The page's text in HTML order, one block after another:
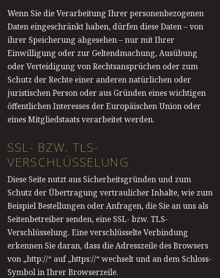
Wenn Sie die Verarbeitung Ihrer personenbezogenen
Daten eingeschränkt haben, dürfen diese Daten – von
ihrer Speicherung abgesehen – nur mit Ihrer
Einwilligung oder zur Geltendmachung, Ausübung
oder Verteidigung von Rechtsansprüchen oder zum
Schutz der Rechte einer anderen natürlichen oder
juristischen Person oder aus Gründen eines wichtigen
öffentlichen Interesses der Europäischen Union oder
eines Mitgliedstaats verarbeitet werden.
SSL- BZW. TLS-
VERSCHLÜSSELUNG
Diese Seite nutzt aus Sicherheitsgründen und zum
Schutz der Übertragung vertraulicher Inhalte, wie zum
Beispiel Bestellungen oder Anfragen, die Sie an uns als
Seitenbetreiber senden, eine SSL- bzw. TLS-
Verschlüsselung. Eine verschlüsselte Verbindung
erkennen Sie daran, dass die Adresszeile des Browsers
von „http://“ auf „https://“ wechselt und an dem Schloss-
Symbol in Ihrer Browserzeile.